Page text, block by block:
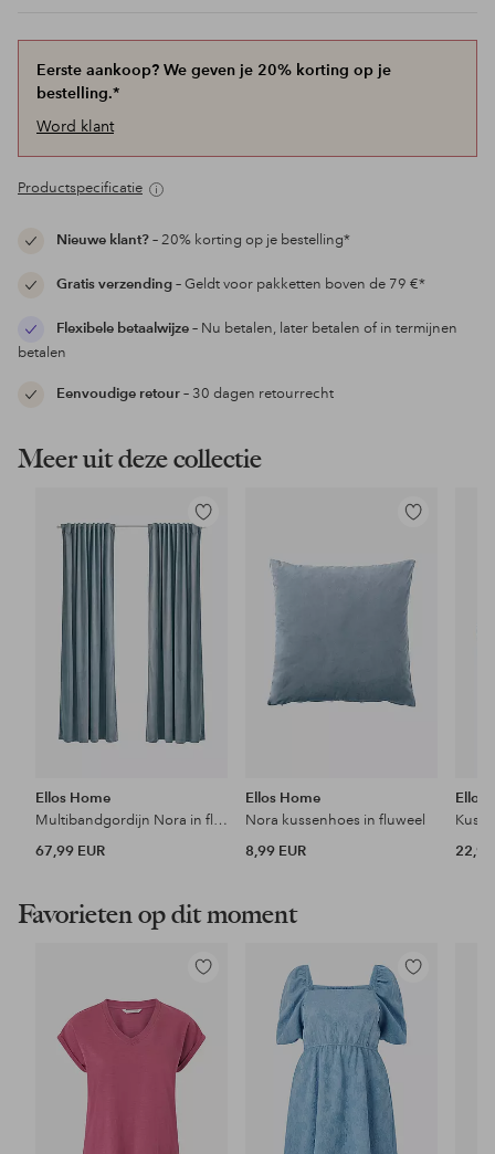
Eerste aankoop? We geven je 20% korting op je
bestelling.*
Word klant
Productspecificatie
Nieuwe klant?– 20% korting op je bestelling*
Gratis verzending– Geldt voor pakketten boven de 79 €*
Flexibele betaalwijze– Nu betalen, later betalen of in termijnen
betalen
Eenvoudige retour– 30 dagen retourrecht
Meer uit deze collectie
Toevoegen
aan
Ellos Home
Multibandgordijn Nora in fluweel 2-pack
67,99 EUR
Toevoegen
favorieten
Ellos Home
Nora kussenhoes in fluweel
8,99 EUR
Ellos
22,99
Favorieten op dit moment
Toevoegen
favorieten
Toevoegen
aan
favorieten